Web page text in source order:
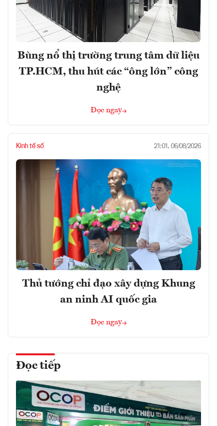
Bùng nổ thị trường trung tâm dữ liệu
TP.HCM, thu hút các “ông lớn” công
nghệ
Đọc ngay
Kinh tế số 21:01, 06/08/2026
Thủ tướng chỉ đạo xây dựng Khung
an ninh AI quốc gia
Đọc ngay
Đọc tiếp